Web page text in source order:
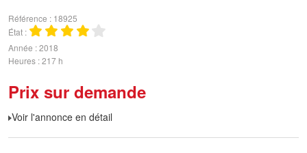
Référence
18925
État
Année 2018
Heures 217 h
Prix sur demande
Voir l'annonce en détail